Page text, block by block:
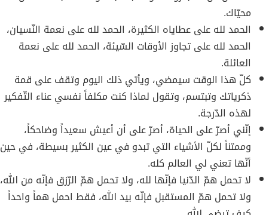
محيّاك.
الحمد لله على عطاياه الكثيرة، الحمد لله على نعمة النّسيان،
الحمد لله على تجاوز الأوقات السّيئة، الحمد لله على نعمة
العائلة.
كلّ هذا الوقت سيمضي، ويأتي ذلك اليوم وتقف على قمة
ذكرياتك وتبتسم، وتقول لماذا كنت مكلفاً نفسي عناء التّفكير
لهذه الدّرجة.
إنّني أصرّ على الحياة، أصرّ على أن أعيش سعيداً وضاحكاً،
وممتناً لكلّ الأشياء التي تبدو في عين الكثير بسيطة، في حين
أنّها تعني لي العالم كله.
لا تحمل همّ الدّنيا فإنّها لله، ولا تحمل همّ الرّزق فإنّه من الله،
ولا تحمل همّ المستقبل فإنّه بيد الله، فقط احمل هماً واحداً